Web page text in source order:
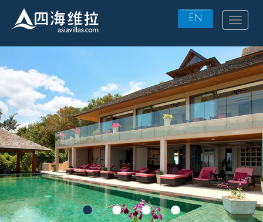
main
content
EN Toggle